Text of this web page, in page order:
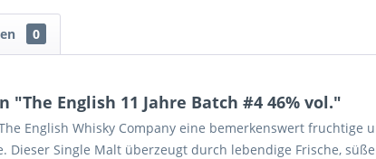
0
English 11 Jahre Batch #4 46% vol."
English Whisky Company eine bemerkenswert fruchtige
Dieser Single Malt überzeugt durch lebendige Frische,